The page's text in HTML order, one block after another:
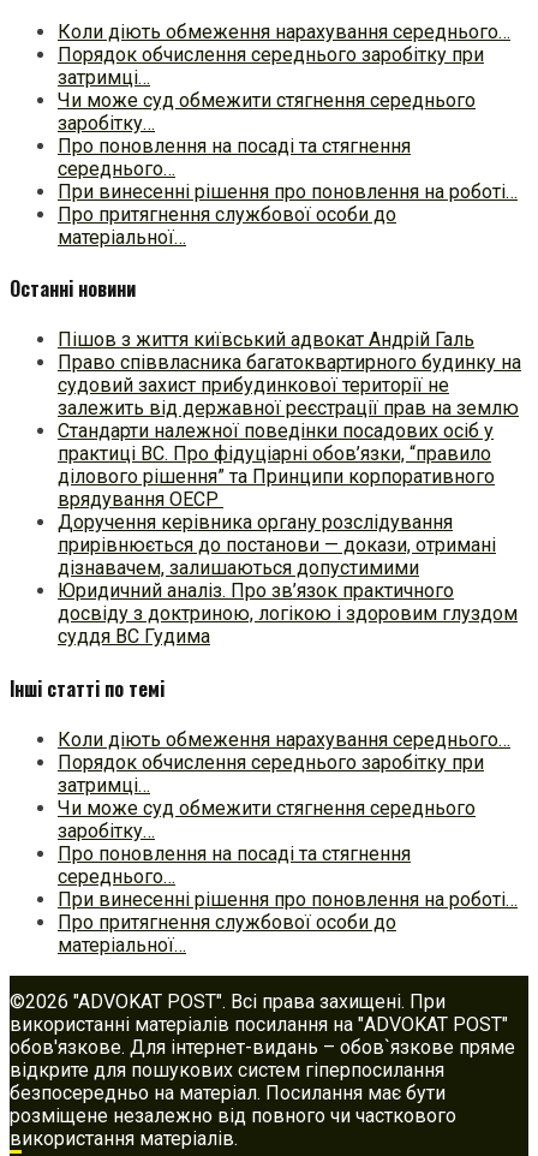
Коли діють обмеження нарахування середнього…
Порядок обчислення середнього заробітку при
затримці…
Чи може суд обмежити стягнення середнього
заробітку…
Про поновлення на посаді та стягнення
середнього…
При винесенні рішення про поновлення на роботі…
Про притягнення службової особи до
матеріальної…
Останні новини
Пішов з життя київський адвокат Андрій Галь
Право співвласника багатоквартирного будинку на
судовий захист прибудинкової території не
залежить від державної реєстрації прав на землю
Стандарти належної поведінки посадових осіб у
практиці ВC. Про фідуціарні обов’язки, “правило
ділового рішення” та Принципи корпоративного
врядування ОЕСР
Доручення керівника органу розслідування
прирівнюється до постанови — докази, отримані
дізнавачем, залишаються допустимими
Юридичний аналіз. Про зв’язок практичного
досвіду з доктриною, логікою і здоровим глуздом
суддя ВС Гудима
Інші статті по темі
Коли діють обмеження нарахування середнього…
Порядок обчислення середнього заробітку при
затримці…
Чи може суд обмежити стягнення середнього
заробітку…
Про поновлення на посаді та стягнення
середнього…
При винесенні рішення про поновлення на роботі…
Про притягнення службової особи до
матеріальної…
©2026 "ADVOKAT POST". Всі права захищені. При
використанні матеріалів посилання на "ADVOKAT POST"
обов'язкове. Для інтернет-видань – обов`язкове пряме
відкрите для пошукових систем гіперпосилання
безпосередньо на матеріал. Посилання має бути
розміщене незалежно від повного чи часткового
використання матеріалів.